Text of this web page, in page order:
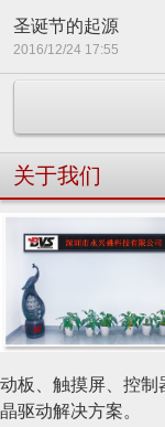
圣诞节的起源
2016/12/24 17:55
关于我们
动板、触摸屏、控制
晶驱动解决方案。